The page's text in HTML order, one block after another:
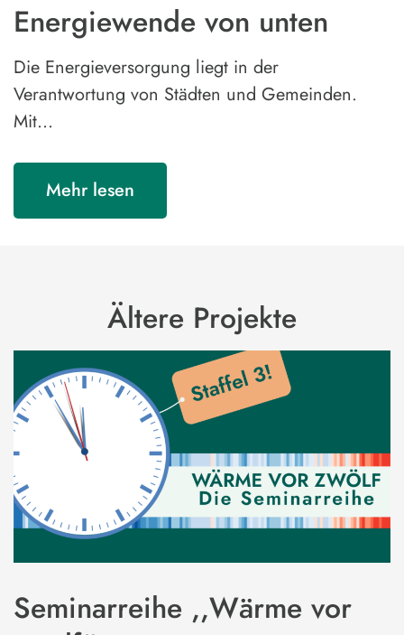
Energiewende von unten
Die Energieversorgung liegt in der
Verantwortung von Städten und Gemeinden.
Mit…
Mehr lesen
Ältere Projekte
Seminarreihe ,,Wärme vor